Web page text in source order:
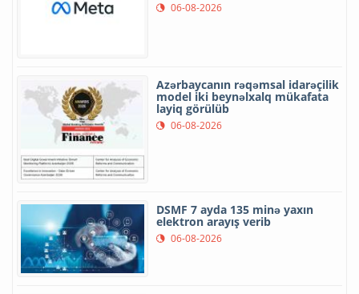
06-08-2026
Azərbaycanın rəqəmsal idarəçilik
model iki beynəlxalq mükafata
layiq görülüb
06-08-2026
DSMF 7 ayda 135 minə yaxın
elektron arayış verib
06-08-2026